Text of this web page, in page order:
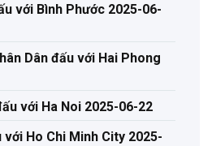
với Bình Phước 2025-06-
Dân đấu với Hai Phong
với Ha Noi 2025-06-22
Ho Chi Minh City 2025-